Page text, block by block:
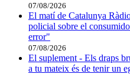
07/08/2026
El matí de Catalunya
policial sobre el
error"
07/08/2026
El suplement - Els draps
a tu mateix és de tenir un